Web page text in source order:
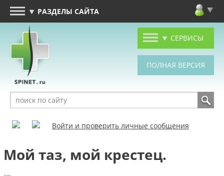
РАЗДЕЛЫ САЙТА
СЕРВИСЫ
Войти и проверить личные сообщения
Мой таз, мой крестец.